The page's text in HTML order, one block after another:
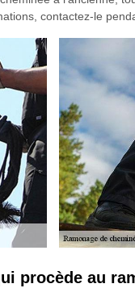
contactez-le
procède au